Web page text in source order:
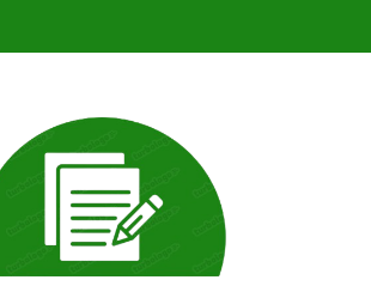
Nuevo Caseros: modernización, seguridad y